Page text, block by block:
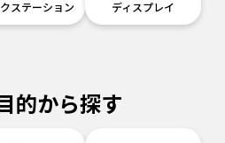
ステーション ディスプレイ
的から探す